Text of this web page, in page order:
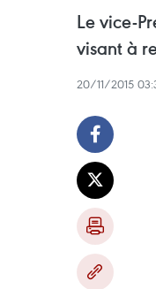
Le vice-
visant à
20/11/2015